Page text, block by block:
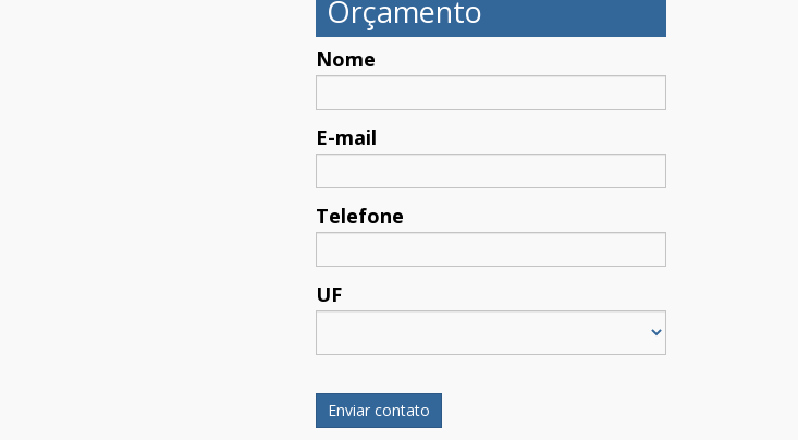
Orçamento
Nome
E-mail
Telefone
UF